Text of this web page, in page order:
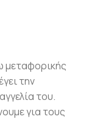
μεταφορικής
την
του.
για τους